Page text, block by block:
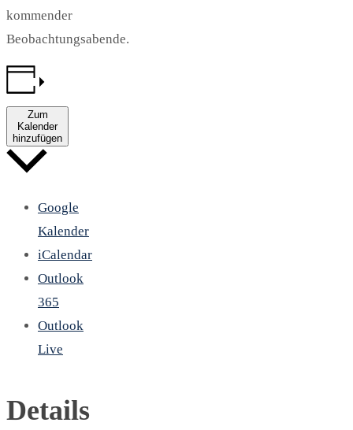
kommender
Beobachtungsabende.
Zum
Kalender
hinzufügen
Google
Kalender
iCalendar
Outlook
365
Outlook
Live
Details